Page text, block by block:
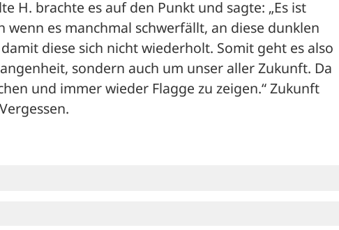
H. brachte es auf den Punkt und sagte: „Es ist
wenn es manchmal schwerfällt, an diese dunklen
diese sich nicht wiederholt. Somit geht es also
sondern auch um unser aller Zukunft. Da
und immer wieder Flagge zu zeigen.“ Zukunft